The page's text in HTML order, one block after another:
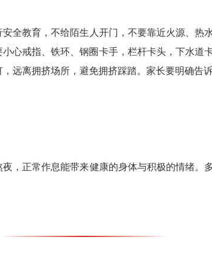
全教育，不给陌生人开门，不要靠近火源、热
心戒指、铁环、钢圈卡手，栏杆卡头，下水道
远离拥挤场所，避免拥挤踩踏。家长要明确告
，正常作息能带来健康的身体与积极的情绪。